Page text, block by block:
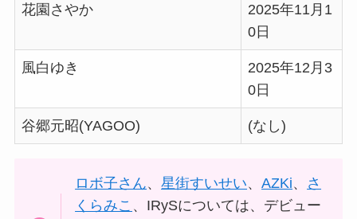
花園さやか
2025年11月1
0日
風白ゆき
2025年12月3
0日
谷郷元昭(YAGOO) (なし)
ロボ子さん、星街すいせい、AZKi、 さ
くらみこ 、IRySについては、デビュー